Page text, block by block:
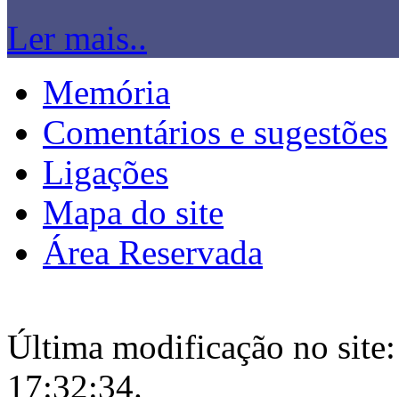
Ler mais..
Memória
Comentários e sugestões
Ligações
Mapa do site
Área Reservada
Última modificação no
17:32:34.